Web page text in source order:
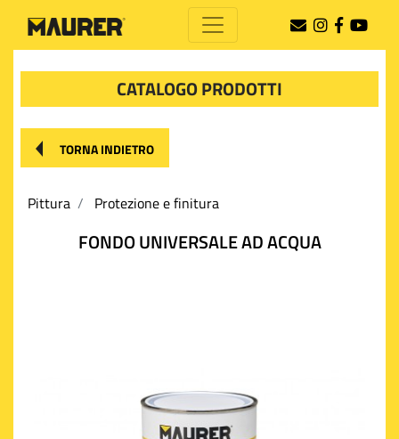
CATALOGO PRODOTTI
TORNA INDIETRO
Pittura Protezione e finitura
FONDO UNIVERSALE AD ACQUA